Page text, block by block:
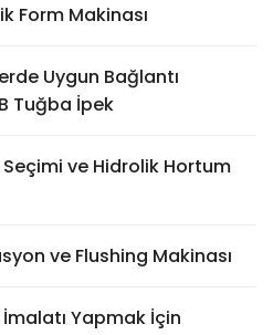
Form Makinası
Uygun Bağlantı
Tuğba İpek
ve Hidrolik Hortum
ve Flushing Makinası
Yapmak İçin